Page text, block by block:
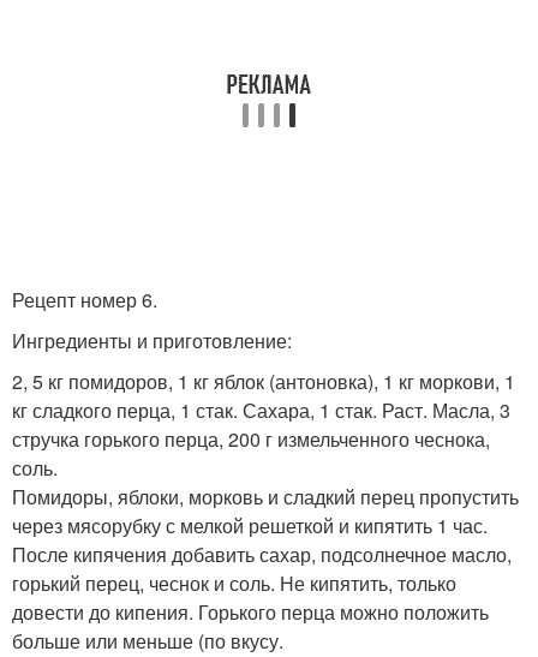
Рецепт номер 6.
Ингредиенты и приготовление:
2, 5 кг помидоров, 1 кг яблок (антоновка), 1 кг моркови, 1
кг сладкого перца, 1 стак. Сахара, 1 стак. Раст. Масла, 3
стручка горького перца, 200 г измельченного чеснока,
соль.
Помидоры, яблоки, морковь и сладкий перец пропустить
через мясорубку с мелкой решеткой и кипятить 1 час.
После кипячения добавить сахар, подсолнечное масло,
горький перец, чеснок и соль. Не кипятить, только
довести до кипения. Горького перца можно положить
больше или меньше (по вкусу.